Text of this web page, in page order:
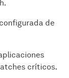
de
críticos.